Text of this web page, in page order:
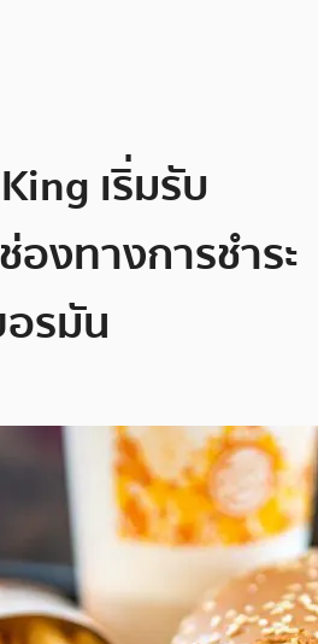
เริ่มรับ
องทางการชำระ
อรมัน